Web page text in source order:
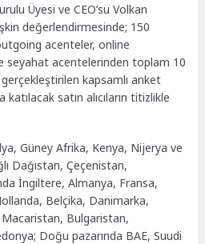
Üyesi ve CEO’su Volkan
değerlendirmesinde; 150
acenteler, online
seyahat acentelerinden toplam 10
kapsamlı anket
satın alıcıların titizlikle
Güney Afrika, Kenya, Nijerya ve
Dağıstan, Çeçenistan,
İngiltere, Almanya, Fransa,
Belçika, Danimarka,
Bulgaristan,
Doğu pazarında BAE, Suudi